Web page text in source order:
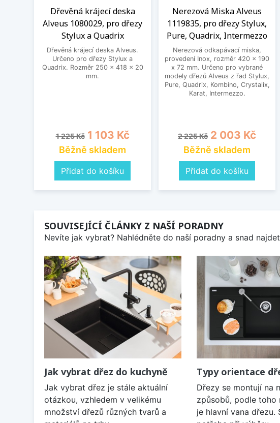
Dřevěná krájecí deska
Alveus 1080029, pro dřezy
Stylux a Quadrix
Dřevěná krájecí deska Alveus.
Určeno pro dřezy Stylux a
Quadrix. Rozměr 250 x 418 x 20
mm.
Běžná cena
1 225 Kč Cena
1 103 Kč
Běžně skladem
Přidat do košíku
Nerezová Miska Alveus
1119835, pro dřezy Stylux,
Pure, Quadrix, Intermezzo
Nerezová odkapávací miska,
provedení Inox, rozměr 420 x 190
x 72 mm. Určeno pro vybrané
modely dřezů Alveus z řad Stylux,
Pure, Quadrix, Kombino, Crystalix,
Karat, Intermezzo.
Běžná cena
2 225 Kč Cena
2 003 Kč
Běžně skladem
Přidat do košíku
SOUVISEJÍCÍ ČLÁNKY Z NAŠÍ PORADNY
Nevíte jak vybrat? Nahlédněte do naší poradny a snad
Jak vybrat dřez do kuchyně
Jak vybrat dřez je stále aktuální
otázkou, vzhledem v velikému
množství dřezů různých tvarů a
Typy orientace
Dřezy se montují na
způsobů, podle toho
je hlavní vana dřezu.